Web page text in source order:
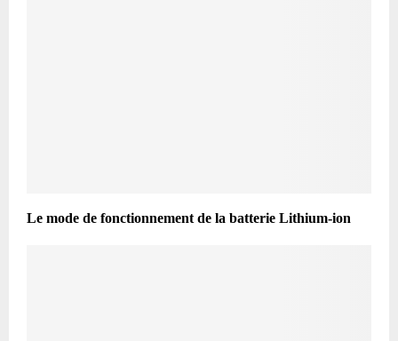
Le mode de fonctionnement de la batterie Lithium-ion